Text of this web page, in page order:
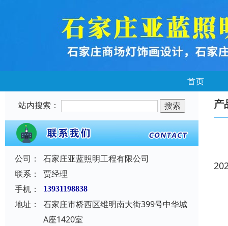
首页
站内搜索：
公司：
石家庄亚蓝照明工程有限公司
联系：
贾经理
手机：
13931198838
地址：
石家庄市桥西区维明南大街399号中华城
A座1420室
产